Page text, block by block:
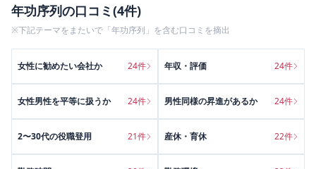
年功序列の口コミ(4件)
※下記テーマをまたいで「年功序列 」を含む口コミを摘出
女性に勧めたい会社か 24件 年収・評価 24件
女性男性を平等に扱うか 24件 男性同様の昇進があるか 24件
2〜30代の役職登用 21件 産休・育休 22件